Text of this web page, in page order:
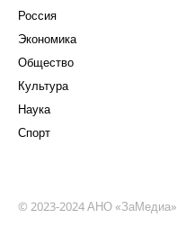
Россия
Экономика
Общество
Культура
Наука
Спорт
© 2023-2024 АНО «ЗаМедиа»